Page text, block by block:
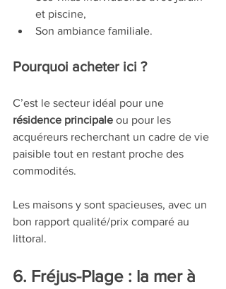
et piscine,
Son ambiance familiale.
Pourquoi acheter ici ?
C’est le secteur idéal pour une
résidence principale ou pour les
acquéreurs recherchant un cadre de vie
paisible tout en restant proche des
commodités.
Les maisons y sont spacieuses, avec un
bon rapport qualité/prix comparé au
littoral.
6. Fréjus-Plage : la mer à